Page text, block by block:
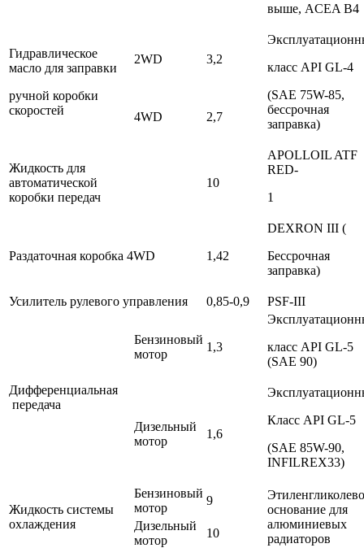
выше, ACEA B4
Гидравлическое
масло для заправки
ручной коробки
скоростей
2WD 3,2
класс API GL-4
(SAE 75W-85,
бессрочная
заправка)
4WD 2,7
Жидкость для
автоматической
коробки передач
10
APOLLOIL ATF
RED-
1
Раздаточная коробка 4WD 1,42
DEXRON III (
Бессрочная
заправка)
Усилитель рулевого управления 0,85-0,9 PSF-III
Дифференциальная
передача
Бензиновый
мотор
1,3
класс API GL-5
(SAE 90)
Дизельный
мотор
1,6
Класс API GL-5
(SAE 85W-90,
INFILREX33)
Жидкость системы
охлаждения
Бензиновый
мотор
9
основание для
алюминиевых
радиаторов
Дизельный
мотор
10